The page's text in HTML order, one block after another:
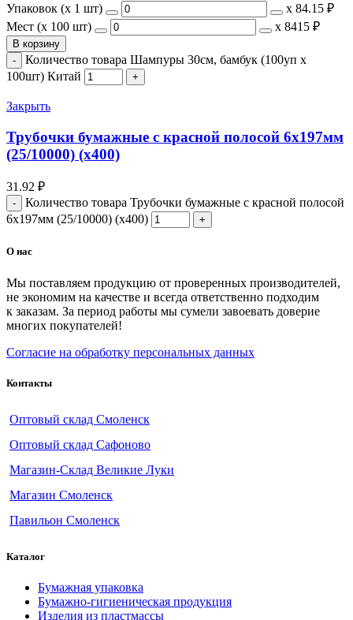
Упаковок (x 1 шт)
х 84.15 ₽
Мест (x 100 шт)
х 8415 ₽
В корзину
Количество товара Шампуры 30см, бамбук (100уп х
100шт) Китай
Закрыть
Трубочки бумажные с красной полосой 6х197мм
(25/10000) (х400)
31.92 ₽
Количество товара Трубочки бумажные с красной полосой
6х197мм (25/10000) (х400)
О нас
Мы поставляем продукцию от проверенных производителей,
не экономим на качестве и всегда ответственно подходим
к заказам. За период работы мы сумели завоевать доверие
многих покупателей!
Согласие на обработку персональных данных
Контакты
Оптовый склад Смоленск
Оптовый склад Сафоново
Магазин-Склад Великие Луки
Магазин Смоленск
Павильон Смоленск
Каталог
Бумажная упаковка
Бумажно-гигиеническая продукция
Изделия из пластмассы